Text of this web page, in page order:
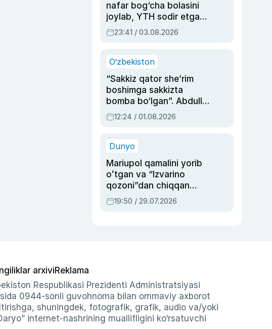
nafar bog‘cha bolasini
joylab, YTH sodir etgan
ayolga sud hukmi o‘qildi
23:41 / 03.08.2026
O‘zbekiston
“Sakkiz qator she’rim
boshimga sakkizta
bomba bo‘lgan”. Abdulla
Oripovni siyosiy
ayblovlardan asrab
12:24 / 01.08.2026
Dunyo
Mariupol qamalini yorib
oʻtgan va “Izvarino
qozoni”dan chiqqan
qahramon — Ukraina
armiyasi bosh
19:50 / 29.07.2026
arxiviReklama
Respublikasi Prezidenti Administratsiyasi
0944-sonli guvohnoma bilan ommaviy axborot
shuningdek, fotografik, grafik, audio va/yoki
internet-nashrining muallifligini ko‘rsatuvchi